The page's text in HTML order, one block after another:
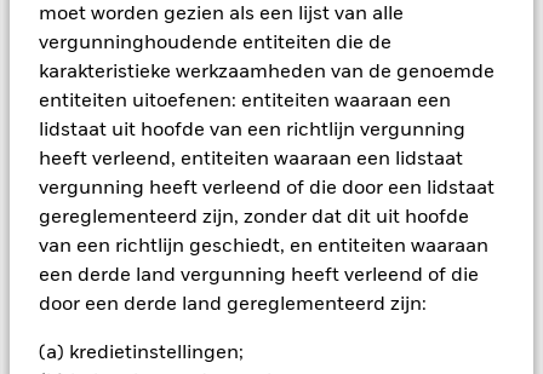
moet worden gezien als een lijst van alle
vergunninghoudende entiteiten die de
karakteristieke werkzaamheden van de genoemde
entiteiten uitoefenen: entiteiten waaraan een
lidstaat uit hoofde van een richtlijn vergunning
heeft verleend, entiteiten waaraan een lidstaat
vergunning heeft verleend of die door een lidstaat
gereglementeerd zijn, zonder dat dit uit hoofde
van een richtlijn geschiedt, en entiteiten waaraan
een derde land vergunning heeft verleend of die
door een derde land gereglementeerd zijn:
(a) kredietinstellingen;
waarden uitgegeven door ondernemingen waarbij vergeleken
met obligaties uitgegeven of gegarandeerd door overheden
een groter risico bestaat tot niet-nakoming door de
fonds belegt in vastrentende waarden zoals ondernemings-
of staatobligaties die een vaste of variabele rente (ook wel
'coupon' genaamd) uitkeren en vergelijkbaar functioneren als
een lening. Daarom staan deze effecten blootgesteld aan
gehouden effecten beïnvloedt. De fondsen kunnen beleggen
in gestructureerde kredietproducten zoals asset backed
securities (‘ABS’) waarin hypotheken en andere schulden zijn
kredietproducten die vervolgens worden aangeboden aan